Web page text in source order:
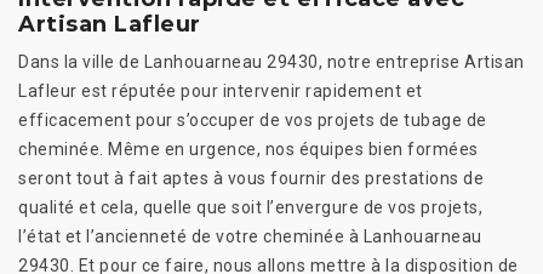
Artisan Lafleur
Dans la ville de Lanhouarneau 29430, notre entreprise Artisan
Lafleur est réputée pour intervenir rapidement et
efficacement pour s’occuper de vos projets de tubage de
cheminée. Même en urgence, nos équipes bien formées
seront tout à fait aptes à vous fournir des prestations de
qualité et cela, quelle que soit l’envergure de vos projets,
l’état et l’ancienneté de votre cheminée à Lanhouarneau
29430. Et pour ce faire, nous allons mettre à la disposition de